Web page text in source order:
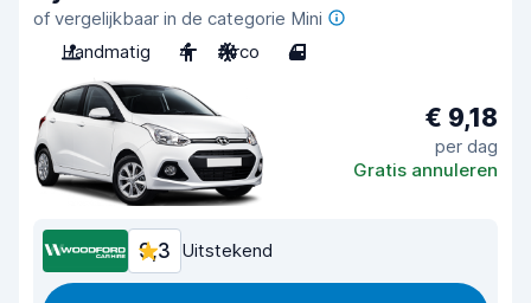
of vergelijkbaar in de categorie Mini
Handmatig
4 Airco 4
€ 9,18
per dag
Gratis annuleren
9,3 Uitstekend